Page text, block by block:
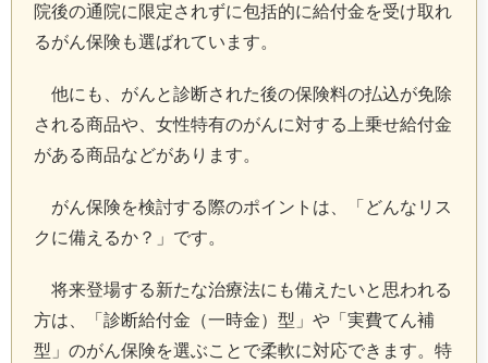
院後の通院に限定されずに包括的に給付金を受け取れ
るがん保険も選ばれています。
他にも、がんと診断された後の保険料の払込が免除
される商品や、女性特有のがんに対する上乗せ給付金
がある商品などがあります。
がん保険を検討する際のポイントは、「どんなリス
クに備えるか？」です。
将来登場する新たな治療法にも備えたいと思われる
方は、「診断給付金（一時金）型」や「実費てん補
型」のがん保険を選ぶことで柔軟に対応できます。特